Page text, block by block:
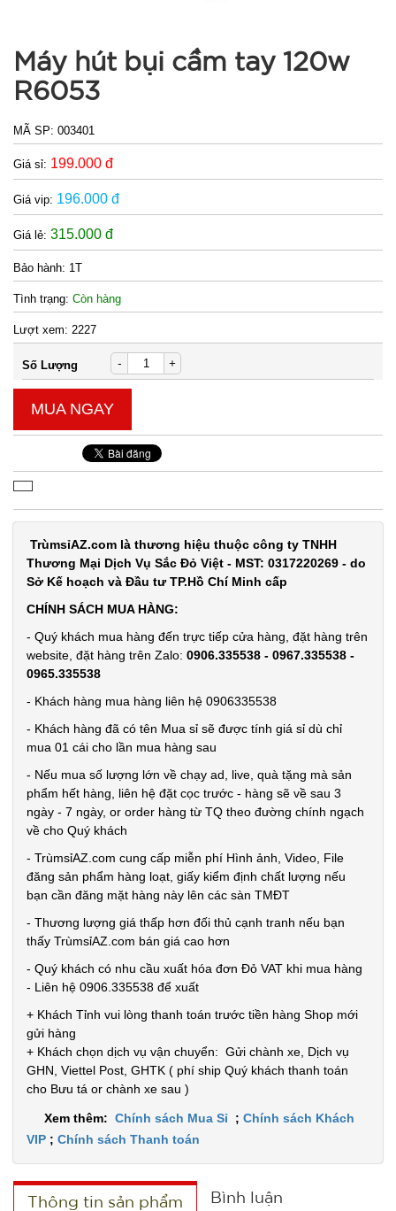
Máy hút bụi cầm tay 120w
R6053
MÃ SP: 003401
Giá sỉ: 199.000 đ
Giá vip: 196.000 đ
Giá lẻ: 315.000 đ
Bảo hành: 1T
Tình trạng: Còn hàng
Lượt xem: 2227
Số Lượng - +
MUA NGAY
TrùmsỉAZ.com là thương hiệu thuộc công ty TNHH
Thương Mại Dịch Vụ Sắc Đỏ Việt - MST: 0317220269 - do
Sở Kế hoạch và Đầu tư TP.Hồ Chí Minh cấp
CHÍNH SÁCH MUA HÀNG:
- Quý khách mua hàng đến trực tiếp cửa hàng, đặt hàng trên
website, đặt hàng trên Zalo: 0906.335538 - 0967.335538 -
0965.335538
- Khách hàng mua hàng liên hệ 0906335538
- Khách hàng đã có tên Mua sỉ sẽ được tính giá sỉ dù chỉ
mua 01 cái cho lần mua hàng sau
- Nếu mua số lượng lớn về chạy ad, live, quà tặng mà sản
phẩm hết hàng, liên hệ đặt cọc trước - hàng sẽ về sau 3
ngày - 7 ngày, or order hàng từ TQ theo đường chính ngạch
về cho Quý khách
- TrùmsỉAZ.com cung cấp miễn phí Hình ảnh, Video, File
đăng sản phẩm hàng loạt, giấy kiểm định chất lượng nếu
bạn cần đăng mặt hàng này lên các sàn TMĐT
- Thương lượng giá thấp hơn đối thủ cạnh tranh nếu bạn
thấy TrùmsỉAZ.com bán giá cao hơn
- Quý khách có nhu cầu xuất hóa đơn Đỏ VAT khi mua hàng
- Liên hệ 0906.335538 để xuất
+ Khách Tỉnh vui lòng thanh toán trước tiền hàng Shop mới
gửi hàng
+ Khách chọn dịch vụ vận chuyển: Gửi chành xe, Dịch vụ
GHN, Viettel Post, GHTK ( phí ship Quý khách thanh toán
cho Bưu tá or chành xe sau )
Xem thêm: Chính sách Mua Sỉ ; Chính sách Khách
VIP ; Chính sách Thanh toán
Thông tin sản phẩm Bình luận
tình nhân
Bảo
Test
Đặt
nilon rẻ (
T1000 )
SP:
Test ,
0.3kg
Ổ điện 3
lỗ cắm -
Xanh Lá (
MÃ
SP: